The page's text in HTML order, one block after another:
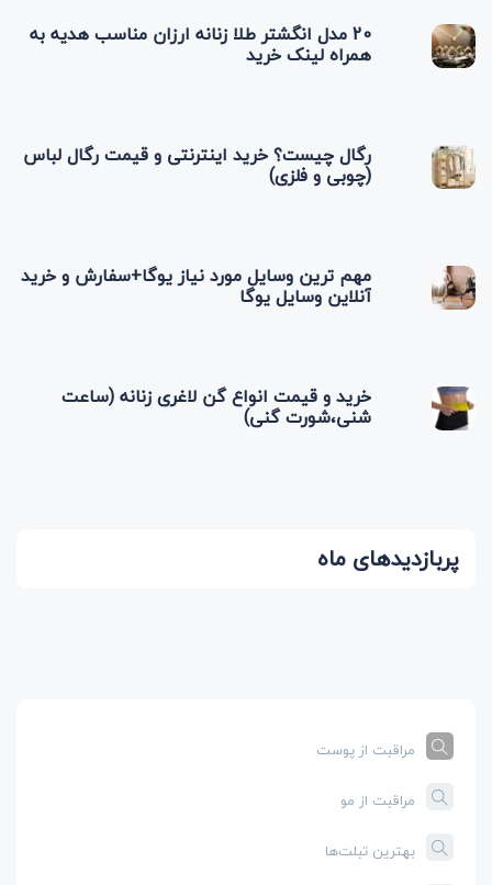
مراقبت از پوست
مراقبت از مو
بهترین تبلت‌ها
20 مدل انگشتر طلا زنانه ارزان مناسب هدیه به
همراه لینک خرید
رگال چیست؟ خرید اینترنتی و قیمت رگال لباس
(چوبی و فلزی)
مهم ترین وسایل مورد نیاز یوگا+سفارش و خرید
آنلاین وسایل یوگا
خرید و قیمت انواع گن لاغری زنانه (ساعت
شنی،شورت گنی)
پربازدیدهای ماه